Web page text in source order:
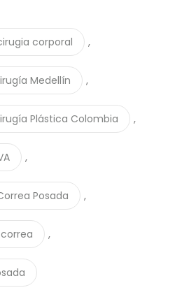
corporal ,
Medellín ,
Plástica Colombia ,
,
Posada ,
,